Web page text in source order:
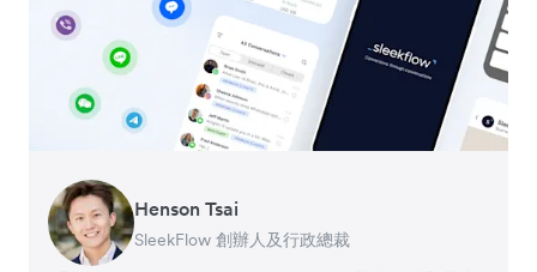
Henson Tsai
SleekFlow 創辦人及行政總裁
Tomy Wu
MyiCellar 共同創辦人